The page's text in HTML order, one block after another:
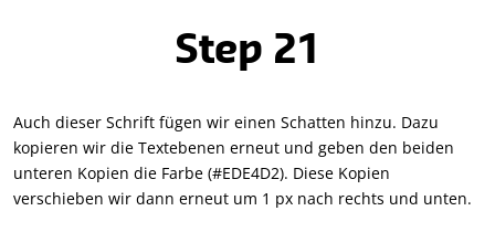
Step 21
Auch dieser Schrift fügen wir einen Schatten hinzu. Dazu
kopieren wir die Textebenen erneut und geben den beiden
unteren Kopien die Farbe (#EDE4D2). Diese Kopien
verschieben wir dann erneut um 1 px nach rechts und unten.